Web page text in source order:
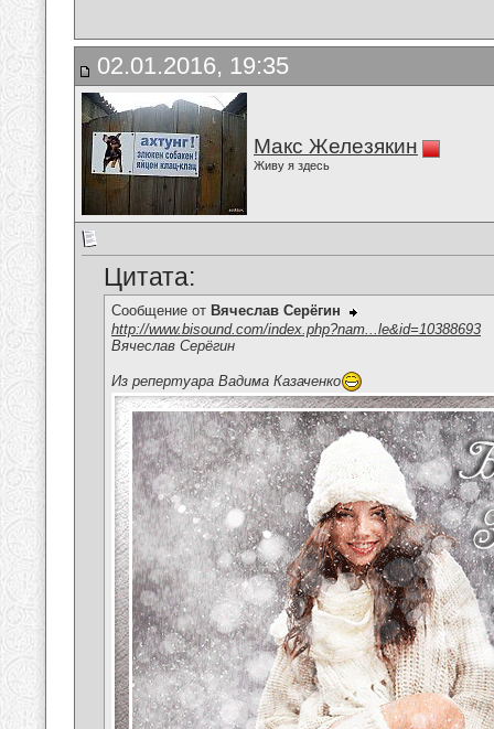
02.01.2016, 19:35
Макс Железякин
Живу я здесь
Цитата:
Сообщение от Вячеслав Серёгин
http://www.bisound.com/index.php?nam...le&id=10388693
Вячеслав Серёгин
Из репертуара Вадима Казаченко